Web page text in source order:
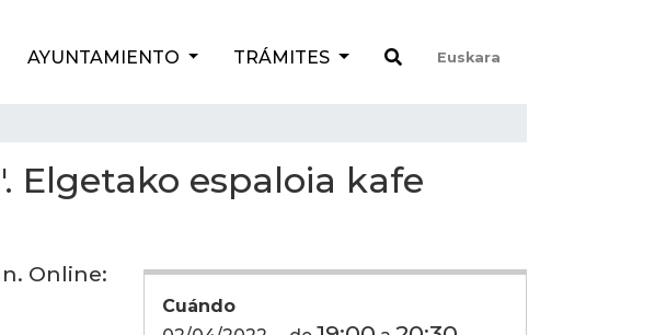
AYUNTAMIENTO TRÁMITES Euskara
Elgetako espaloia kafe
Cuándo
Online: